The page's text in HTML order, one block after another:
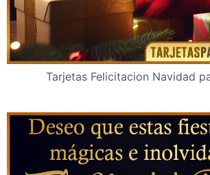
Tarjetas Felicitacion Navidad